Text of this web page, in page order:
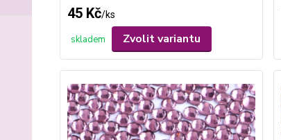
45 Kč/ks
skladem Zvolit variantu